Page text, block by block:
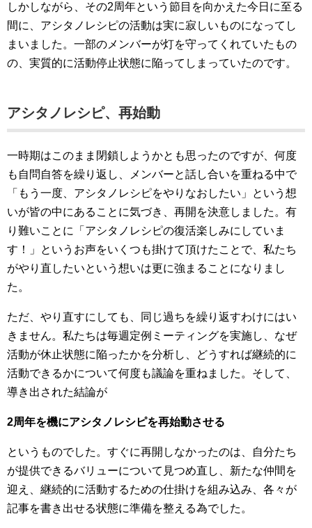
しかしながら、その2周年という節目を向かえた今日に至る
間に、アシタノレシピの活動は実に寂しいものになってし
まいました。一部のメンバーが灯を守ってくれていたもの
の、実質的に活動停止状態に陥ってしまっていたのです。
アシタノレシピ、再始動
一時期はこのまま閉鎖しようかとも思ったのですが、何度
も自問自答を繰り返し、メンバーと話し合いを重ねる中で
「もう一度、アシタノレシピをやりなおしたい」という想
いが皆の中にあることに気づき、再開を決意しました。有
り難いことに「アシタノレシピの復活楽しみにしていま
す！」というお声をいくつも掛けて頂けたことで、私たち
がやり直したいという想いは更に強まることになりまし
た。
ただ、やり直すにしても、同じ過ちを繰り返すわけにはい
きません。私たちは毎週定例ミーティングを実施し、なぜ
活動が休止状態に陥ったかを分析し、どうすれば継続的に
活動できるかについて何度も議論を重ねました。そして、
導き出された結論が
2周年を機にアシタノレシピを再始動させる
というものでした。すぐに再開しなかったのは、自分たち
が提供できるバリューについて見つめ直し、新たな仲間を
迎え、継続的に活動するための仕掛けを組み込み、各々が
記事を書き出せる状態に準備を整える為でした。